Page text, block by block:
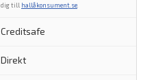
dig till hallåkonsument.se
Creditsafe
Direkt